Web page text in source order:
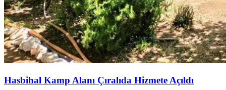
Hasbihal Kamp Alanı Çıralıda Hizmete Açıldı